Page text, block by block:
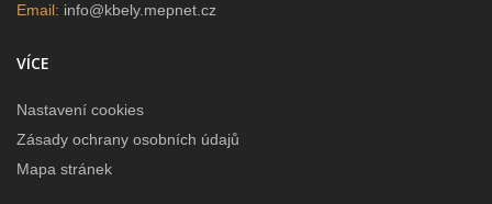
Email: info@kbely.mepnet.cz
VÍCE
Nastavení cookies
Zásady ochrany osobních údajů
Mapa stránek